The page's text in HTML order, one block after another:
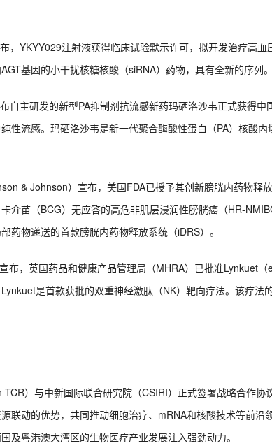
，YKYY029注射液获得临床试验默示许可，拟开发治疗高
基因的小干扰核糖核酸（siRNA）药物，具有全新的序列。
自主研发的新型PA抑制剂抗流感新药玛硒洛沙韦正式获得中
性流感。玛硒洛沙韦是新一代聚合酶酸性蛋白（PA）核酸
& Johnson）宣布，美国FDA已授予其创新膀胱内药物释
介苗（BCG）无应答的高危非肌层浸润性膀胱癌（HR-
药物递送的首款膀胱内药物释放系统（iDRS）。
布，英国药品和健康产品管理局（MHRA）已批准Lynkuet
是首款获批的双重神经激肽（NK）靶向疗法。该疗法
）与中新国际联合研究院（CSIRI）正式签署战略合作协
联动的优势，共同推动细胞治疗、mRNA和核酸技术等前沿
及粤港澳大湾区的生物医疗产业发展注入强劲动力。